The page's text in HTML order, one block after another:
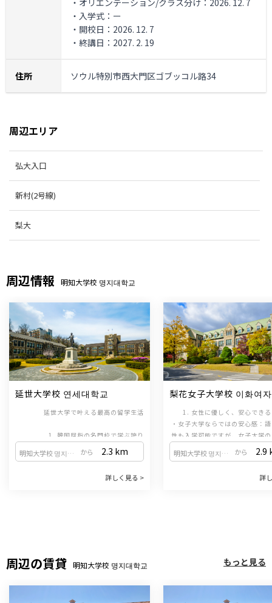
・オリエンテーション/クラス分け：2026. 12. 7
・入学式：ー
・開校日：2026. 12. 7
・終講日：2027. 2. 19
住所 ソウル特別市西大門区ゴブッコル路34
周辺エリア
弘大入口
新村(2号線)
梨大
周辺情報 明知大学校 명지대학교
延世大学校 연세대학교
延世大学で叶える最高の留学生活
1. 韓国屈指の名門校で学ぶ誇り
韓国の「3大名門大学（SKY）」の一つで
あり、国内で最も長い歴史と伝統を誇る韓
ます。世界中から集まる優秀な学生たちと
カフェ巡りなど、充実した毎日を過ごせま
3. グローバルをリードする手厚い支援
講義や外国人留学生のためのサポートプロ
明知大学校 명지대학교 から 2.3 km
詳しく見る >
梨花女子大学校 이화여
1. 女性に優しく、安心でき
・女子大学ならではの安心感：
性も入学可能ですが、女子大学
ス内にあるため、女性の比率が
生にとっても安全で体系的な教
て学ぶことが
・試験形式に合わせた学習：
語優秀奨学金など、多様な奨学
連動した文化授業はもちろん、
明知大学校 명지대학교 から 2.9
詳
周辺の賃貸 明知大学校 명지대학교 もっと見る